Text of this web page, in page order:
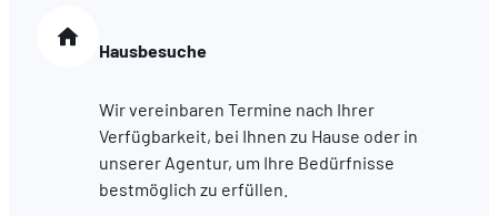
Hausbesuche
Wir vereinbaren Termine nach Ihrer
Verfügbarkeit, bei Ihnen zu Hause oder in
unserer Agentur, um Ihre Bedürfnisse
bestmöglich zu erfüllen.